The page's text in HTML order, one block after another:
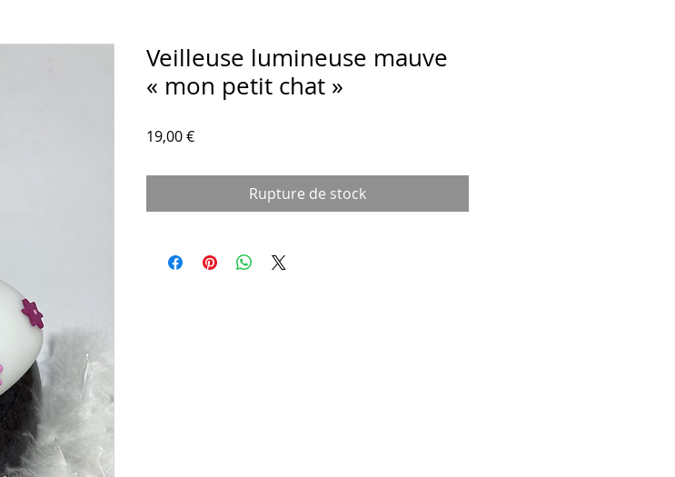
Veilleuse lumineuse mauve
« mon petit chat »
19,00 €Prix
Rupture de stock